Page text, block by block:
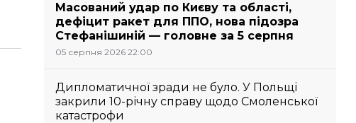
Масований удар по Києву та області,
дефіцит ракет для ППО, нова підозра
Стефанішиній — головне за 5 серпня
05 серпня 2026 22:00
Дипломатичної зради не було. У Польщі
закрили 10-річну справу щодо Смоленської
катастрофи